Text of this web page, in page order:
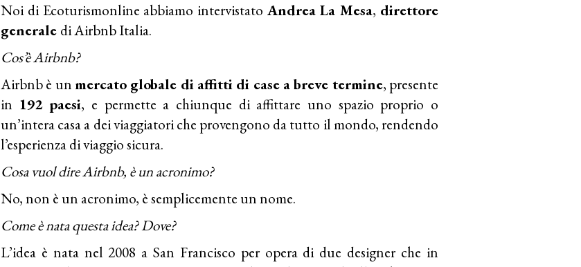
Noi di Ecoturismonline abbiamo intervistato Andrea La Mesa, direttore
generale di Airbnb Italia.
Cos’è Airbnb?
Airbnb è unmercato globale di affitti di case a breve termine, presente
in 192 paesi, e permette a chiunque di affittare uno spazio proprio o
un’intera casa a dei viaggiatori che provengono da tutto il mondo, rendendo
l’esperienza di viaggio sicura.
Cosa vuol dire Airbnb, è un acronimo?
No, non è un acronimo, è semplicemente un nome.
Come è nata questa idea? Dove?
L’idea è nata nel 2008 a San Francisco per opera di due designer che in